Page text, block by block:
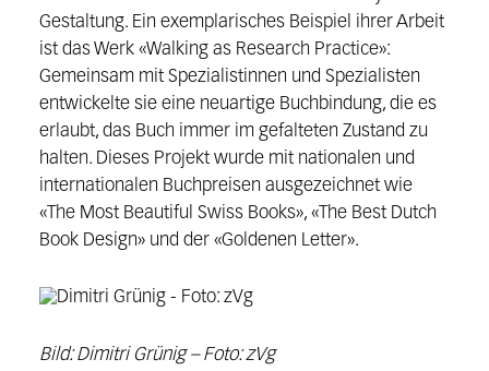
Gestaltung. Ein exemplarisches Beispiel ihrer Arbeit
ist das Werk «Walking as Research Practice»:
Gemeinsam mit Spezialistinnen und Spezialisten
entwickelte sie eine neuartige Buchbindung, die es
erlaubt, das Buch immer im gefalteten Zustand zu
halten. Dieses Projekt wurde mit nationalen und
internationalen Buchpreisen ausgezeichnet wie
«The Most Beautiful Swiss Books», «The Best Dutch
Book Design» und der «Goldenen Letter».
Bild: Dimitri Grünig – Foto: zVg